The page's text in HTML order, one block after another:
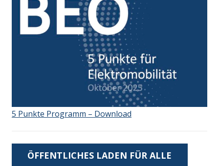
5 Punkte Programm – Download
ÖFFENTLICHES LADEN FÜR ALLE